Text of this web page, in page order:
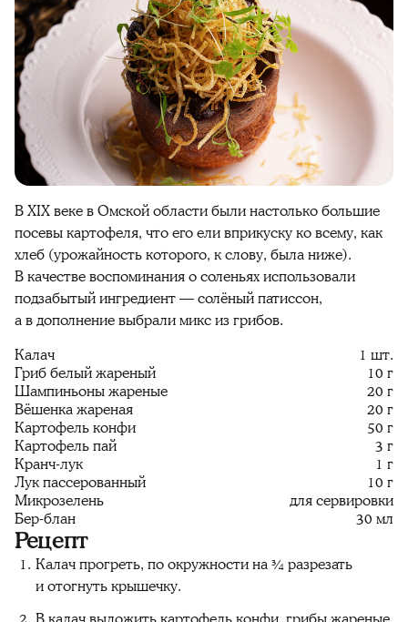
В XIX веке в Омской области были настолько большие
посевы картофеля, что его ели вприкуску ко всему, как
хлеб (урожайность которого, к слову, была ниже).
В качестве воспоминания о соленьях использовали
подзабытый ингредиент — солёный патиссон,
а в дополнение выбрали микс из грибов.
Калач
1 шт.
Гриб белый жареный
10 г
Шампиньоны жареные
20 г
Вёшенка жареная
20 г
Картофель конфи
50 г
Картофель пай
3 г
Кранч-лук
1 г
Лук пассерованный
10 г
Микрозелень
для сервировки
Бер-блан
30 мл
Рецепт
Калач прогреть, по окружности на ¾ разрезать
и отогнуть крышечку.